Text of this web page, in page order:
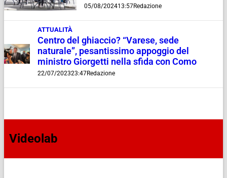
05/08/202413:57Redazione
ATTUALITÀ
Centro del ghiaccio? “Varese, sede
naturale”, pesantissimo appoggio del
ministro Giorgetti nella sfida con Como
22/07/202323:47Redazione
Videolab